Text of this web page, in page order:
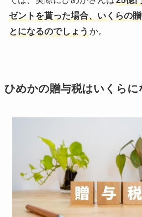
ゼントを貰った場合、いくらの
とになるのでしょう か。
ひめかの贈与税はいくらに